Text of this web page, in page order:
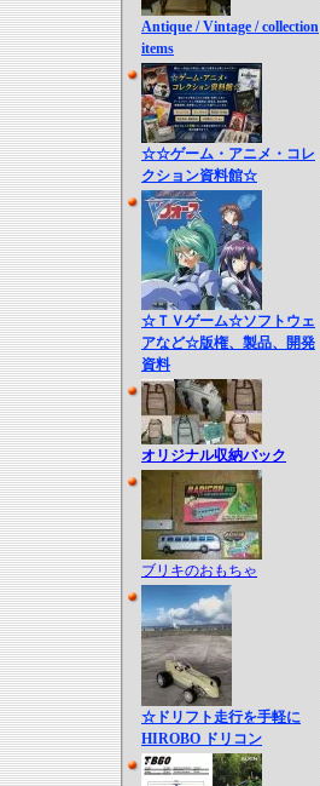
Antique / Vintage / collection
items
☆☆ゲーム・アニメ・コレ
クション資料館☆
☆ＴＶゲーム☆ソフトウェ
アなど☆版権、製品、開発
資料
オリジナル収納バック
ブリキのおもちゃ
☆ドリフト走行を手軽に
HIROBO ドリコン